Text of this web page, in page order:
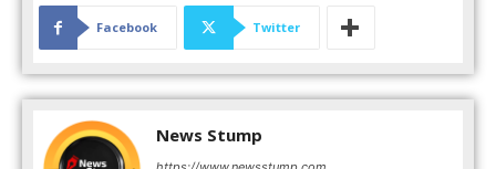
Facebook Twitter
News Stump